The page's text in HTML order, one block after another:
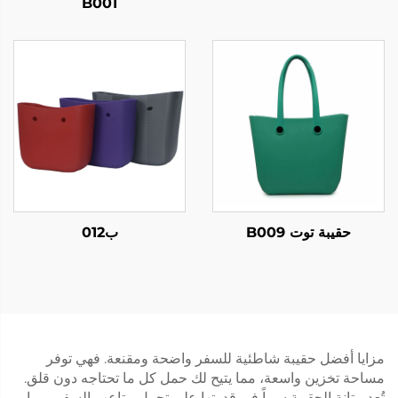
حقيبة توت B009 ب012
مزايا أفضل حقيبة شاطئية للسفر واضحة ومقنعة. فهي توفر
مساحة تخزين واسعة، مما يتيح لك حمل كل ما تحتاجه دون قلق.